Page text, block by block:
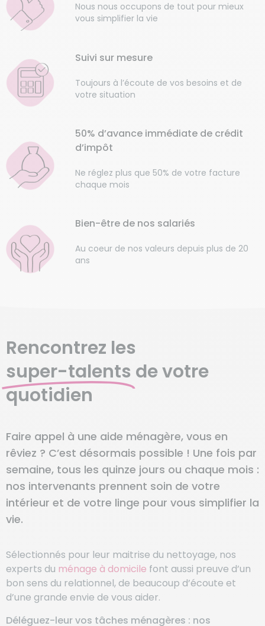
Nous nous occupons de tout pour mieux
vous simplifier la vie
Suivi sur mesure
Toujours à l’écoute de vos besoins et de
votre situation
50% d’avance immédiate de crédit
d’impôt
Ne réglez plus que 50% de votre facture
chaque mois
Bien-être de nos salariés
Au coeur de nos valeurs depuis plus de 20
ans
Rencontrez les
super-talents de votre
quotidien
Faire appel à une aide ménagère, vous en
rêviez ? C’est désormais possible ! Une fois par
semaine, tous les quinze jours ou chaque mois :
nos intervenants prennent soin de votre
intérieur et de votre linge pour vous simplifier la
vie.
Sélectionnés pour leur maitrise du nettoyage, nos
experts du ménage à domicile font aussi preuve d’un
bon sens du relationnel, de beaucoup d’écoute et
d’une grande envie de vous aider.
Déléguez-leur vos tâches ménagères : nos